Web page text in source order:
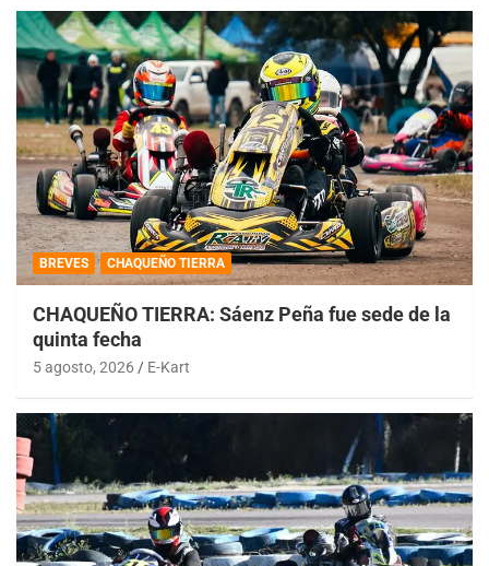
BREVES CHAQUEÑO TIERRA
CHAQUEÑO TIERRA: Sáenz Peña fue sede de la
quinta fecha
5 agosto, 2026 E-Kart